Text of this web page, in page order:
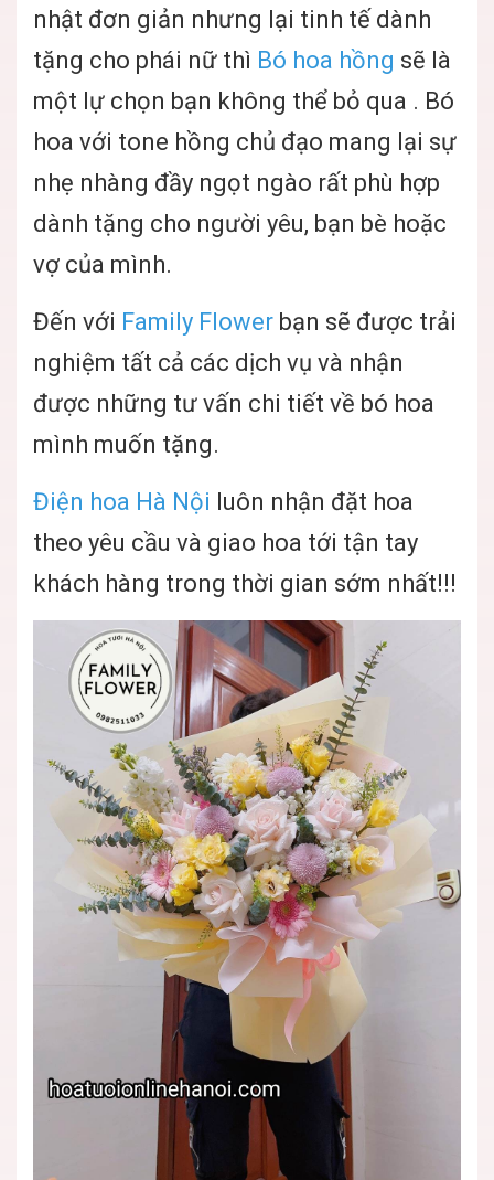
nhật đơn giản nhưng lại tinh tế dành
tặng cho phái nữ thì Bó hoa hồng sẽ là
một lự chọn bạn không thể bỏ qua . Bó
hoa với tone hồng chủ đạo mang lại sự
nhẹ nhàng đầy ngọt ngào rất phù hợp
dành tặng cho người yêu, bạn bè hoặc
vợ của mình.
Đến với Family Flower bạn sẽ được trải
nghiệm tất cả các dịch vụ và nhận
được những tư vấn chi tiết về bó hoa
mình muốn tặng.
Điện hoa Hà Nội luôn nhận đặt hoa
theo yêu cầu và giao hoa tới tận tay
khách hàng trong thời gian sớm nhất!!!